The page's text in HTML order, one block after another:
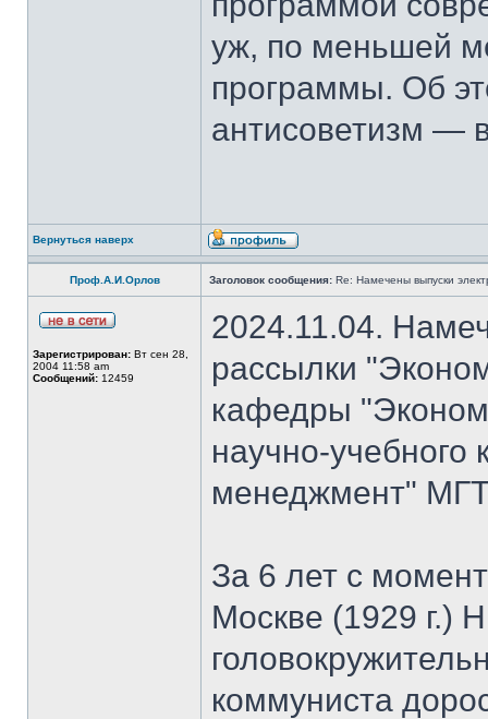
уж, по меньшей
программы. Об
антисоветизм —
Вернуться наверх
Проф.А.И.Орлов Заголовок сообщения: Re: Намечены выпуски
Зарегистрирован: Вт сен 28,
2004 11:58 am
Сообщений: 12459
2024.11.04.
рассылки
кафедры
научно-
менеджмент"
За 6 лет с
Москве (1929 г.)
коммуниста